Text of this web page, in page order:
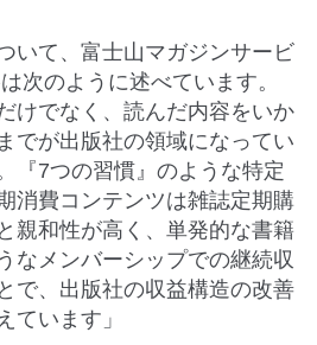
いて、富士山マガジンサービ
次のように述べています。
けでなく、読んだ内容をいか
でが出版社の領域になってい
『7つの習慣』のような特定
消費コンテンツは雑誌定期購
親和性が高く、単発的な書籍
なメンバーシップでの継続収
で、出版社の収益構造の改善
ています」